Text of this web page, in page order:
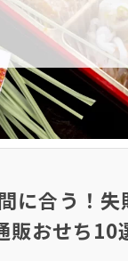
に合う！
販おせち10